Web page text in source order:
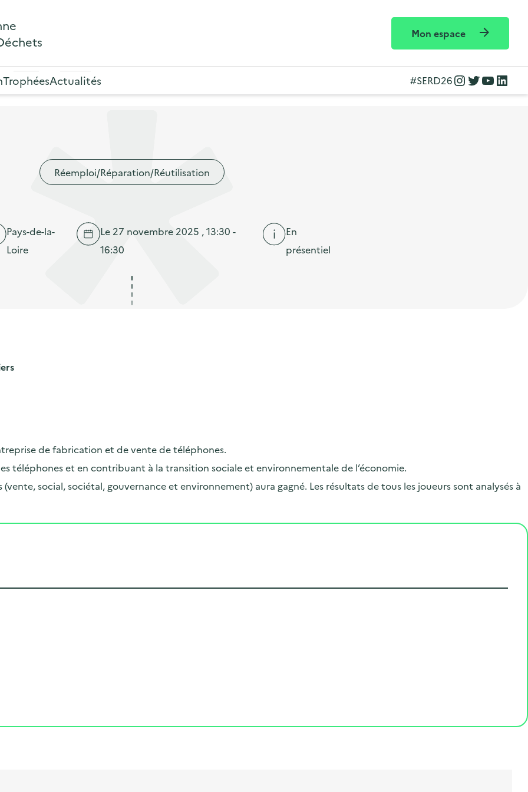
Mon espace
TrophéesActualités #SERD26InstagramTwitter YouTube LinkedIn
Réemploi/Réparation/Réutilisation
Le 27 novembre 2025 , 13:30 -
16:30
Pays-de-la-
Loire
En
présentiel
de fabrication et de vente de téléphones.
téléphones et en contribuant à la transition sociale et environnementale de l’économie.
social, sociétal, gouvernance et environnement) aura gagné. Les résultats de tous les joueurs sont analysés à